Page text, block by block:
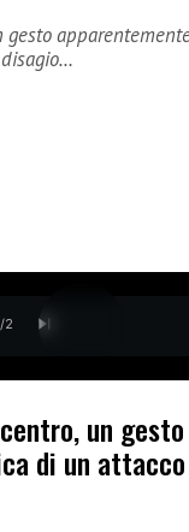
/2
un
di un